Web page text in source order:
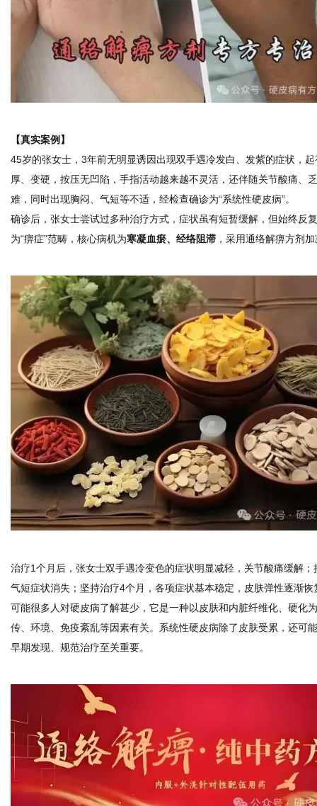
【真实案例】
45岁的张女士，3年前无明显诱因出现双手遇冷发白、发紫的症状，
厚、变硬，按压无凹陷，手指活动越来越不灵活，还伴随关节酸痛、
难，同时出现胸闷、气短等不适，经检查确诊为“系统性硬皮病”。
确诊后，张女士尝试过多种治疗方式，症状虽有短暂缓解，但始终反
为“痹症”范畴，核心病机为寒凝血瘀、经络阻滞 ，采用通络解痹方剂
治疗1个月后，张女士双手遇冷变色的症状明显减轻，关节酸痛缓解
气短症状消失；坚持治疗4个月，各项症状基本稳定，皮肤弹性逐渐
可能很多人对硬皮病了解甚少，它是一种以皮肤和内脏纤维化、硬化
传、环境、免疫紊乱等因素有关。系统性硬皮病除了皮肤受累，还可
早期发现、规范治疗至关重要。